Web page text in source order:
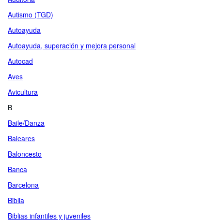
Autismo (TGD)
Autoayuda
Autoayuda, superación y mejora personal
Autocad
Aves
Avicultura
B
Baile/Danza
Baleares
Baloncesto
Banca
Barcelona
Biblia
Biblias infantiles y juveniles